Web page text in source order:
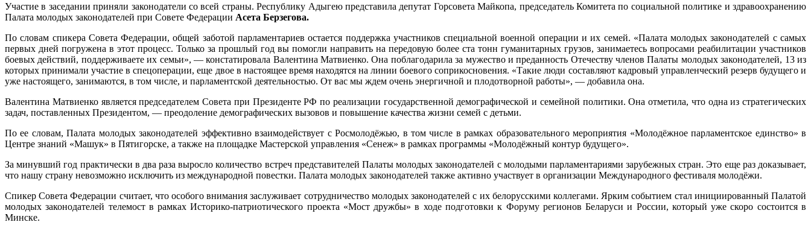
Участие в заседании приняли законодатели со всей страны. Республику Адыгею представила депутат Горсовета Майкопа, председатель Комитета по социальной политике и здравоохранению
Палата молодых законодателей при Совете Федерации Асета Берзегова.
По словам спикера Совета Федерации, общей заботой парламентариев остается поддержка участников специальной военной операции и их семей. «Палата молодых законодателей с самых
первых дней погружена в этот процесс. Только за прошлый год вы помогли направить на передовую более ста тонн гуманитарных грузов, занимаетесь вопросами реабилитации участников
боевых действий, поддерживаете их семьи», — констатировала Валентина Матвиенко. Она поблагодарила за мужество и преданность Отечеству членов Палаты молодых законодателей, 13 из
которых принимали участие в спецоперации, еще двое в настоящее время находятся на линии боевого соприкосновения. «Такие люди составляют кадровый управленческий резерв будущего и
уже настоящего, занимаются, в том числе, и парламентской деятельностью. От вас мы ждем очень энергичной и плодотворной работы», — добавила она.
Валентина Матвиенко являетсяпредседателем Совета при Президенте РФ по реализации государственной демографической и семейной политики.Она отметила, что одна из стратегических
задач, поставленных Президентом, — преодоление демографических вызовов и повышение качества жизни семей с детьми.
По ее словам,Палата молодых законодателей эффективно взаимодействует с Росмолодёжью, в том числе в рамках образовательного мероприятия «Молодёжное парламентское единство» в
Центре знаний «Машук» в Пятигорске, а также на площадке Мастерской управления «Сенеж» в рамках программы «Молодёжный контур будущего».
За минувший год практически в два раза выросло количество встреч представителей Палаты молодых законодателей с молодыми парламентариями зарубежных стран.Это еще раз доказывает,
что нашу страну невозможно исключить из международной повестки. Палата молодых законодателей также активно участвует в организации Международного фестиваля молодёжи.
Спикер Совета Федерации считает, что особого внимания заслуживает сотрудничество молодых законодателей с их белорусскими коллегами. Ярким событием стал инициированный Палатой
молодых законодателей телемост в рамках Историко-патриотического проекта «Мост дружбы»в ходе подготовки к Форуму регионов Беларуси и России, которыйуже скоро состоится в
Минске.